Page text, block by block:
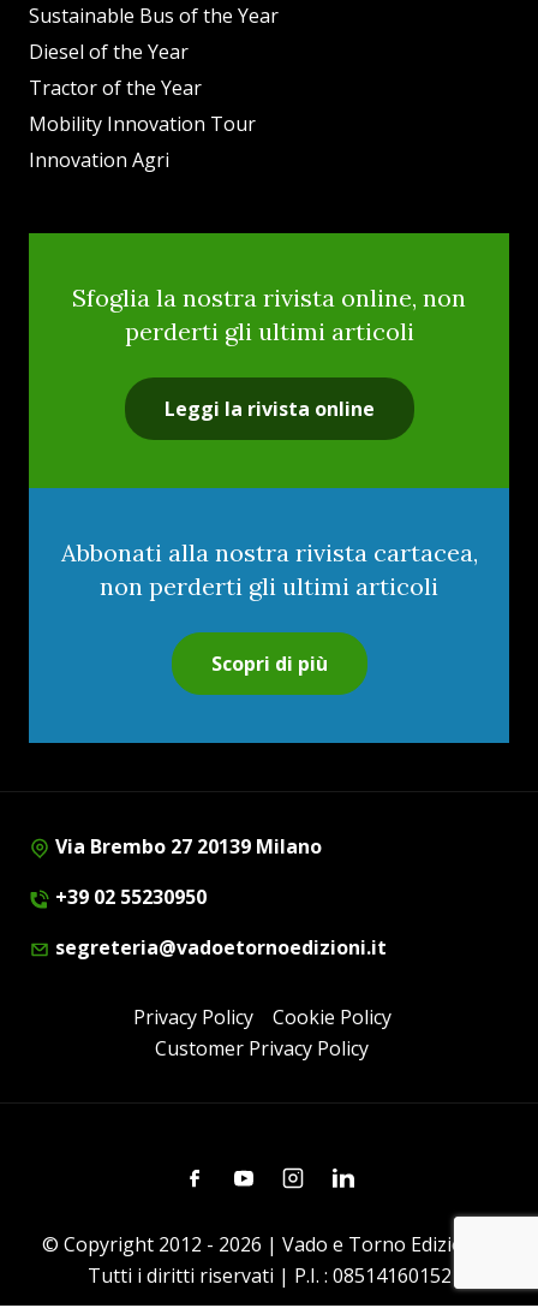
Sustainable Bus of the Year
Diesel of the Year
Tractor of the Year
Mobility Innovation Tour
Innovation Agri
Sfoglia la nostra rivista online, non
perderti gli ultimi articoli
Leggi la rivista online
Abbonati alla nostra rivista cartacea,
non perderti gli ultimi articoli
Scopri di più
Via Brembo 27 20139 Milano
+39 02 55230950
segreteria@vadoetornoedizioni.it
Privacy Policy
Cookie Policy
Customer Privacy Policy
FacebookYoutubeInstagramLinkedin
© Copyright 2012 - 2026 | Vado e Torno Edizioni |
Tutti i diritti riservati | P.I. : 08514160152